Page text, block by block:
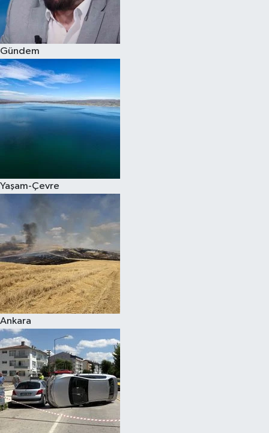
Gündem
Yaşam-Çevre
Ankara
Spor
Burç Yorumları
Çocuk
Eğitim
Kim kimdir?
Kültür Sanat
Sağlık
Siyaset
Teknoloji
Televizyon
Yaşam-Çevre